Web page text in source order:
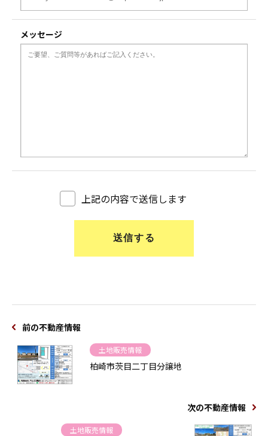
メッセージ
上記の内容で送信します
前の不動産情報
土地販売情報
柏崎市茨目二丁目分譲地
次の不動産情報
土地販売情報